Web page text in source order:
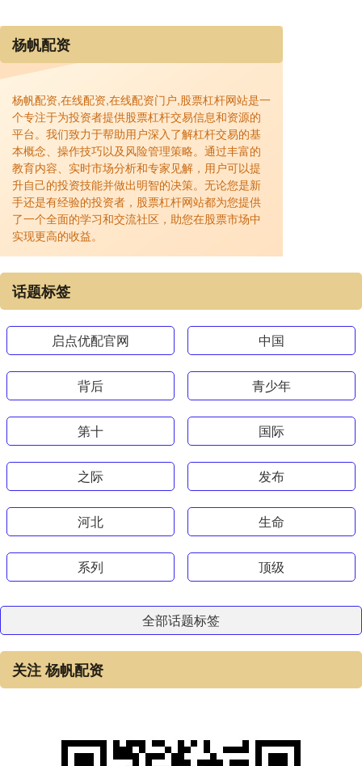
杨帆配资
杨帆配资,在线配资,在线配资门户,股票杠杆网站是一
个专注于为投资者提供股票杠杆交易信息和资源的
平台。我们致力于帮助用户深入了解杠杆交易的基
本概念、操作技巧以及风险管理策略。通过丰富的
教育内容、实时市场分析和专家见解，用户可以提
升自己的投资技能并做出明智的决策。无论您是新
手还是有经验的投资者，股票杠杆网站都为您提供
了一个全面的学习和交流社区，助您在股票市场中
实现更高的收益。
话题标签
启点优配官网 中国
背后 青少年
第十 国际
之际 发布
河北 生命
系列 顶级
全部话题标签
关注 杨帆配资